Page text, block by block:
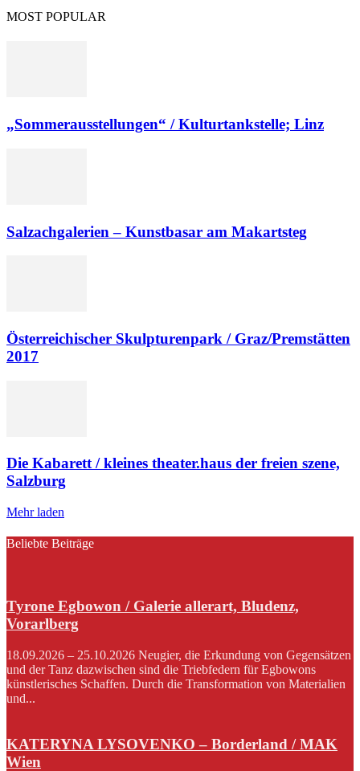
MOST POPULAR
„Sommerausstellungen“ / Kulturtankstelle; Linz
Salzachgalerien – Kunstbasar am Makartsteg
Österreichischer Skulpturenpark / Graz/Premstätten
2017
Die Kabarett / kleines theater.haus der freien szene,
Salzburg
Mehr laden
Beliebte Beiträge
Tyrone Egbowon / Galerie allerart, Bludenz,
Vorarlberg
18.09.2026 – 25.10.2026 Neugier, die Erkundung von Gegensätzen
und der Tanz dazwischen sind die Triebfedern für Egbowons
künstlerisches Schaffen. Durch die Transformation von Materialien
und...
KATERYNA LYSOVENKO – Borderland / MAK
Wien